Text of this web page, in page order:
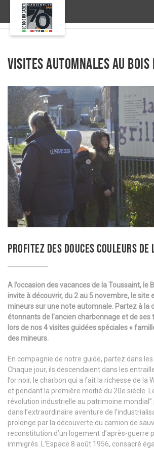
Visites automnales au Bois
PROFITEZ DES DOUCES COULEURS
A l’occasion des vacances de la Toussaint, le
invite à découvrir, du 2 au 5 novembre, le site
mineurs sur une note automnale. Partez à la
étonnants de l’ancien charbonnage et de ses
lors de nos 4 visites guidées spéciales «
des mineurs.
En compagnie de notre guide, partez dans les
Chaque jour, ils descendaient dans les
l’or noir, le charbon qui a fait la richesse de la
et pendant la première moitié du 20e siècle.
révolution industrielle au patrimoine mondial”
dans l’extraordinaire aventure de
prolonge par la découverte du camion de
reconstitution d’un logement d’après-guerre
immigrés. L’Espace 8 août 1956, consacré